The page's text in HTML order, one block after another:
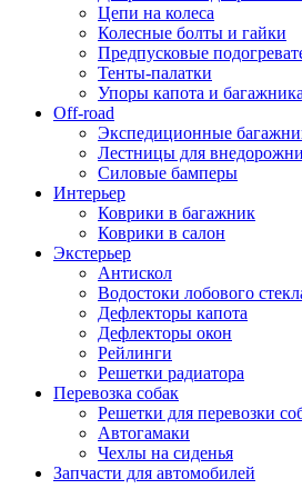
Цепи на колеса
Колесные болты и гайки
Предпусковые
Тенты-палатки
Упоры капота и багажника
Off-road
Экспедиционные
Лестницы для
Силовые бамперы
Интерьер
Коврики в багажник
Коврики в салон
Экстерьер
Антискол
Водостоки лобового
Дефлекторы капота
Дефлекторы окон
Рейлинги
Решетки радиатора
Перевозка собак
Решетки для перевозки
Автогамаки
Чехлы на сиденья
Запчасти для автомобилей